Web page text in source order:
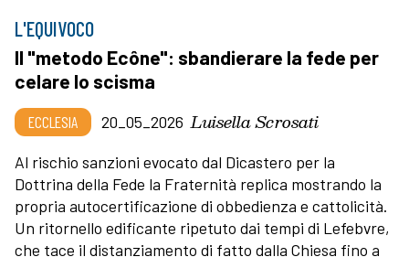
L'EQUIVOCO
Il "metodo Ecône": sbandierare la fede per
celare lo scisma
ECCLESIA 20_05_2026 Luisella Scrosati
Al rischio sanzioni evocato dal Dicastero per la
Dottrina della Fede la Fraternità replica mostrando la
propria autocertificazione di obbedienza e cattolicità.
Un ritornello edificante ripetuto dai tempi di Lefebvre,
che tace il distanziamento di fatto dalla Chiesa fino a